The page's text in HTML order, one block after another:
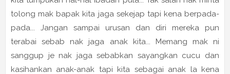
tolong mak bapak kita jaga sekejap tapi kena berpada-
pada... Jangan sampai urusan dan diri mereka pun
terabai sebab nak jaga anak kita... Memang mak ni
sanggup je nak jaga sebabkan sayangkan cucu dan
kasihankan anak-anak tapi kita sebagai anak la kena